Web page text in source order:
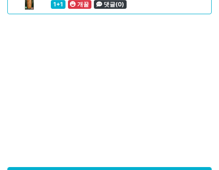
1+1
개꿀 댓글(0)